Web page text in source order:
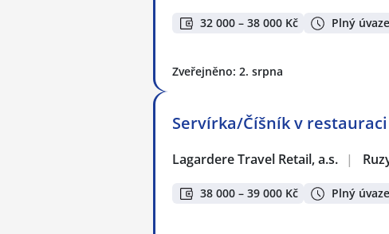
32 000 – 38 000 Kč Plný
Zveřejněno: 2. srpna
Servírka/Číšník v
Lagardere Travel Retail, a.s. |
38 000 – 39 000 Kč Plný